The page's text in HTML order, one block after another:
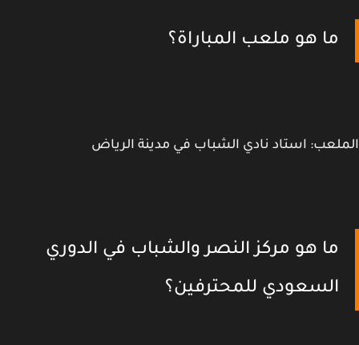
ما هو ملعب المباراة؟
استاد نادي الشباب في مدينة الرياض
ما هو مركز النصر والشباب في الدوري
السعودي للمحترفين؟